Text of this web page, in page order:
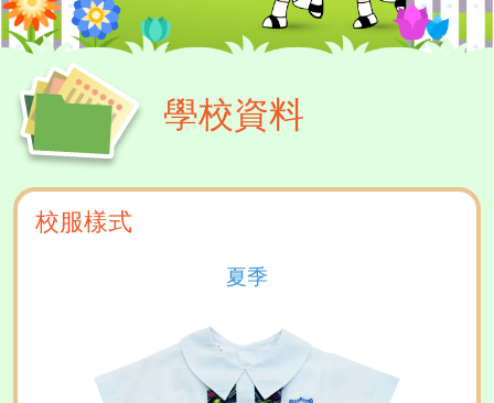
學校資料
校服樣式
夏季